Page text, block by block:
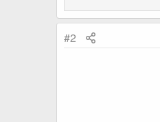
#2